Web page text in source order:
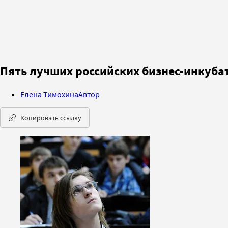
Пять лучших российских бизнес-
Елена ТимохинаАвтор
Копировать ссылку